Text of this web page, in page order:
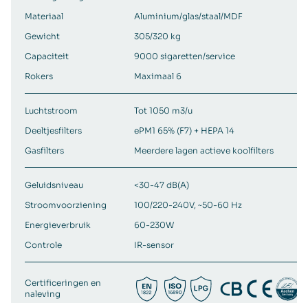
Materiaal
Aluminium/glas/staal/MDF
Gewicht
305/320 kg
Capaciteit
9000 sigaretten/service
Rokers
Maximaal 6
Luchtstroom
Tot 1050 m3/u
Deeltjesfilters
ePM1 65% (F7) + HEPA 14
Gasfilters
Meerdere lagen actieve koolfilters
Geluidsniveau
<30-47 dB(A)
Stroomvoorziening
100/220-240V, ~50-60 Hz
Energieverbruik
60-230W
Controle
IR-sensor
Certificeringen en
naleving